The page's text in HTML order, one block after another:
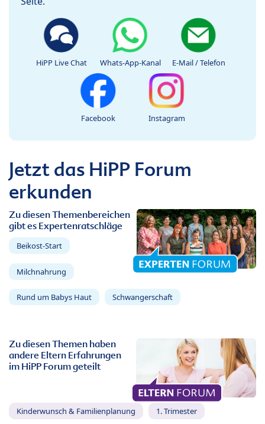
HiPP Live Chat Whats-App-Kanal E-Mail / Telefon
Facebook Instagram
Jetzt das HiPP Forum
erkunden
Zu diesen Themenbereichen
gibt es Expertenratschläge
Beikost-Start
Milchnahrung
Rund um Babys Haut Schwangerschaft
Zu diesen Themen haben
andere Eltern Erfahrungen
im HiPP Forum geteilt
Kinderwunsch & Familienplanung 1. Trimester